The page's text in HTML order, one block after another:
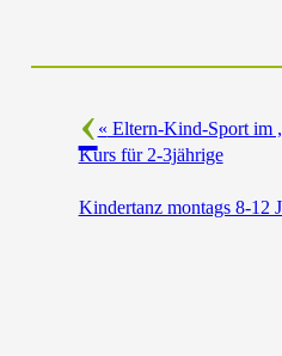
« Eltern-Kind-Sport im
Kurs für 2-3jährige
Kindertanz montags 8-12